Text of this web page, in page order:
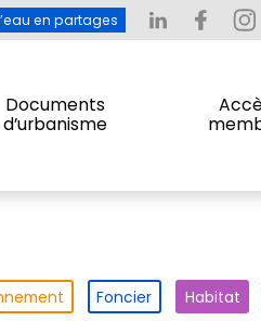
Documents
d’urbanisme
en partages
: L’eau en partages
Foncier Habitat